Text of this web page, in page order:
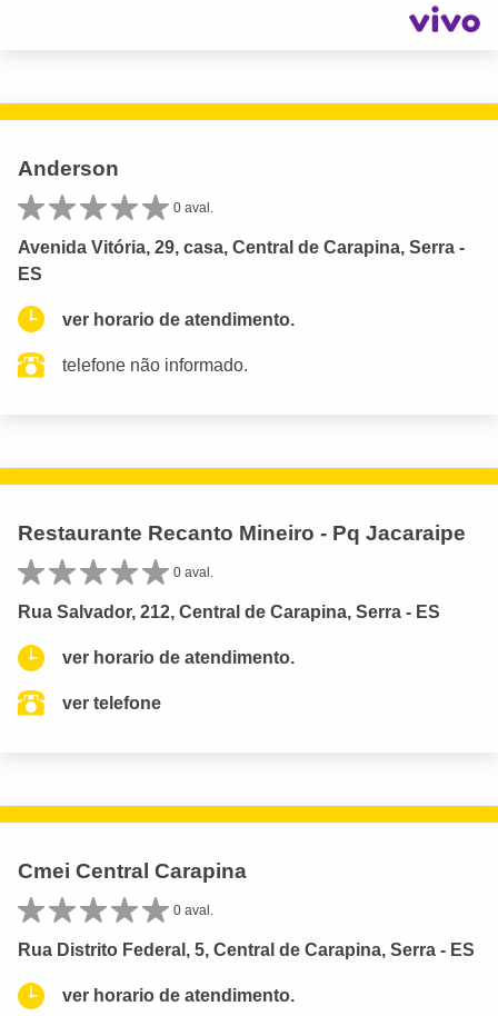
Anderson
0 aval.
Avenida Vitória, 29, casa, Central de Carapina, Serra -
ES
ver horario de atendimento.
telefone não informado.
Restaurante Recanto Mineiro - Pq Jacaraipe
0 aval.
Rua Salvador, 212, Central de Carapina, Serra - ES
ver horario de atendimento.
ver telefone
Cmei Central Carapina
0 aval.
Rua Distrito Federal, 5, Central de Carapina, Serra - ES
ver horario de atendimento.